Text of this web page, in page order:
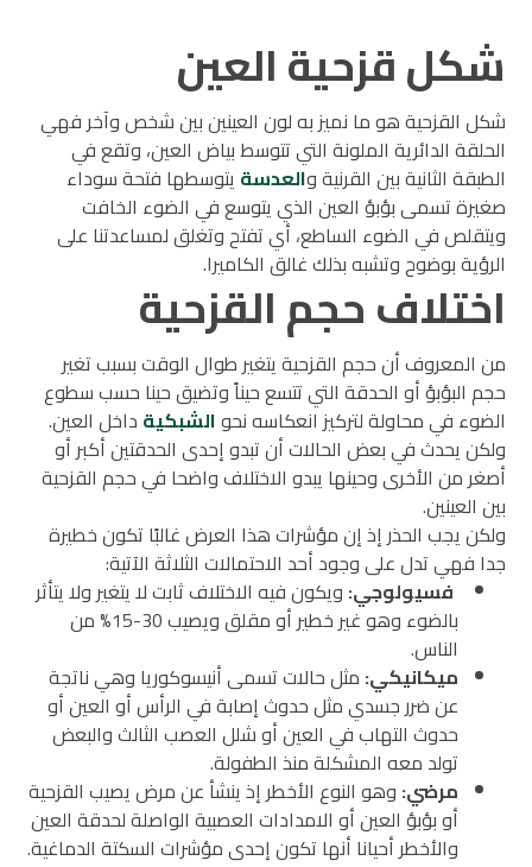
شكل قزحية العين
شكل القزحية هو ما نميز به لون العينين بين شخص وآخر فهي
الحلقة الدائرية الملونة التي تتوسط بياض العين، وتقع في
الطبقة الثانية بين القرنية والعدسة يتوسطها فتحة سوداء
صغيرة تسمى بؤبؤ العين الذي يتوسع في الضوء الخافت
ويتقلص في الضوء الساطع، أي تفتح وتغلق لمساعدتنا على
الرؤية بوضوح وتشبه بذلك غالق الكاميرا.
اختلاف حجم القزحية
من المعروف أن حجم القزحية يتغير طوال الوقت بسبب تغير
حجم البؤبؤ أو الحدقة التي تتسع حيناً وتضيق حينا حسب سطوع
الضوء في محاولة لتركيز انعكاسه نحوالشبكية داخل العين.
ولكن يحدث في بعض الحالات أن تبدو إحدى الحدقتين أكبر أو
أصغر من الأخرى وحينها يبدو الاختلاف واضحا في حجم القزحية
بين العينين.
ولكن يجب الحذر إذ إن مؤشرات هذا العرض غالبًا تكون خطيرة
جدا فهي تدل على وجود أحد الاحتمالات الثلاثة الآتية:
فسيولوجي: ويكون فيه الاختلاف ثابت لا يتغير ولا يتأثر
بالضوء وهو غير خطير أو مقلق ويصيب 30-15% من
الناس.
ميكانيكي: مثل حالات تسمى أنيسوكوريا وهي ناتجة
عن ضرر جسدي مثل حدوث إصابة في الرأس أو العين أو
حدوث التهاب في العين أو شلل العصب الثالث والبعض
تولد معه المشكلة منذ الطفولة.
مرضي: وهو النوع الأخطر إذ ينشأ عن مرض يصيب القزحية
أو بؤبؤ العين أو الامدادات العصبية الواصلة لحدقة العين
والأخطر أحيانا أنها تكون إحدى مؤشرات السكتة الدماغية.